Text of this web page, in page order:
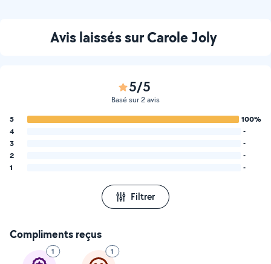
Avis laissés sur Carole Joly
5/5
Basé sur 2 avis
5
100%
4
-
3
-
2
-
1
-
Filtrer
Compliments reçus
1 1